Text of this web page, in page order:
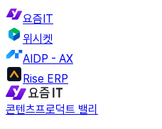
요즘IT
위시켓
AIDP - AX
Rise ERP
콘텐츠프로덕트 밸리